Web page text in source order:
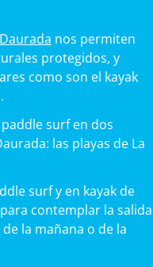
nos permiten
protegidos, y
como son el kayak
surf en dos
las playas de La
surf y en kayak de
contemplar la salida
la mañana o de la